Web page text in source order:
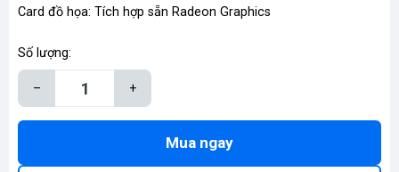
Card đồ họa: Tích hợp sẵn Radeon Graphics
Số lượng:
– +
Mua ngay